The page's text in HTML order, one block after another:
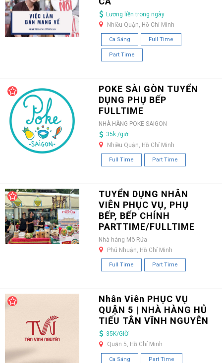
Lương liền trong ngày
Nhiều Quận, Hồ Chí Minh
Ca Sáng Full Time
Part Time
POKE SÀI GÒN TUYỂN
DỤNG PHỤ BẾP
FULLTIME
NHÀ HÀNG POKE SAIGON
35k /giờ
Nhiều Quận, Hồ Chí Minh
Full Time Part Time
TUYỂN DỤNG NHÂN
VIÊN PHỤC VỤ, PHỤ
BẾP, BẾP CHÍNH
PARTTIME/FULLTIME
Nhà hàng Mô Rứa
Phú Nhuận, Hồ Chí Minh
Full Time Part Time
Nhân Viên PHỤC VỤ
QUẬN 5 | NHÀ HÀNG HỦ
TIẾU TÂN VĨNH NGUYÊN
35K/GIỜ
Quận 5, Hồ Chí Minh
Ca Sáng Part Time